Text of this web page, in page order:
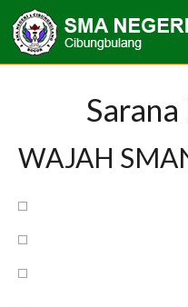
WAJAH